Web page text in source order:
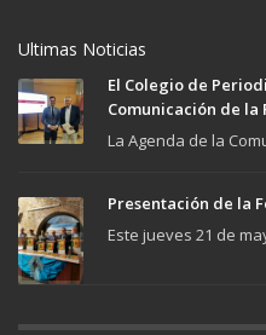
Ultimas Noticias
El Colegio de
Comunicación de la
La Agenda de la
Presentación de la
Este jueves 21 de